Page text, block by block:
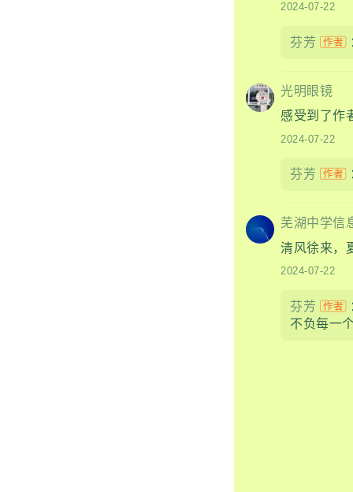
2024-07-22
芬芳
光明眼镜
感受到了作
2024-07-22
芬芳
芜湖中学信
清风徐来，
2024-07-22
芬芳
不负每一